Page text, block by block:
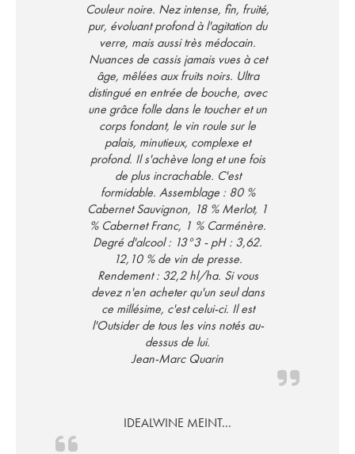
Couleur noire. Nez intense, fin, fruité,
pur, évoluant profond à l'agitation du
verre, mais aussi très médocain.
Nuances de cassis jamais vues à cet
âge, mêlées aux fruits noirs. Ultra
distingué en entrée de bouche, avec
une grâce folle dans le toucher et un
corps fondant, le vin roule sur le
palais, minutieux, complexe et
profond. Il s'achève long et une fois
de plus incrachable. C'est
formidable. Assemblage : 80 %
Cabernet Sauvignon, 18 % Merlot, 1
% Cabernet Franc, 1 % Carménère.
Degré d'alcool : 13°3 - pH : 3,62.
12,10 % de vin de presse.
Rendement : 32,2 hl/ha. Si vous
devez n'en acheter qu'un seul dans
ce millésime, c'est celui-ci. Il est
l'Outsider de tous les vins notés au-
dessus de lui.
Jean-Marc Quarin
IDEALWINE MEINT...